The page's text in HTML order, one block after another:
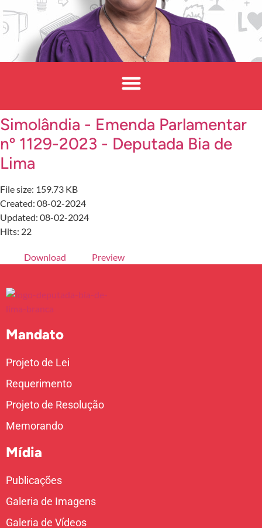
Simolândia - Emenda Parlamentar
nº 1129-2023 - Deputada Bia de
Lima
File size: 159.73 KB
Created: 08-02-2024
Updated: 08-02-2024
Hits: 22
Download Preview
Mandato
Projeto de Lei
Requerimento
Projeto de Resolução
Memorando
Mídia
Publicações
Galeria de Imagens
Galeria de Vídeos